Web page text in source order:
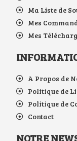
Ma Liste de
Mes
Mes
A Propos de
Politique de
Politique de
Contact
NOTRE